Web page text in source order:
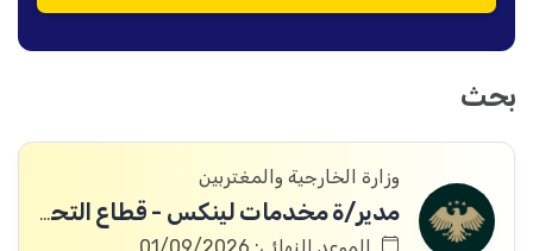
بحث
وزارة الخارجية والمغتربين
مدير/ة مخدمات لينكس - قطاع التحول الرقمي